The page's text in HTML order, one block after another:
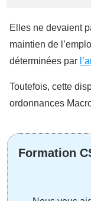
Elles ne devaient
maintien de
déterminées par
Toutefois, cette
ordonnances
Formation